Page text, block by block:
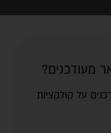
מעודכנים?
על קולקציות